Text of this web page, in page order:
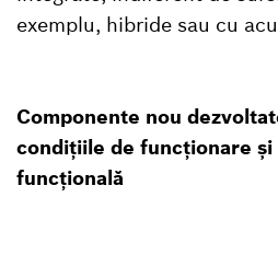
exemplu, hibride sau cu
Componente nou
condițiile de funcționare și
funcțională